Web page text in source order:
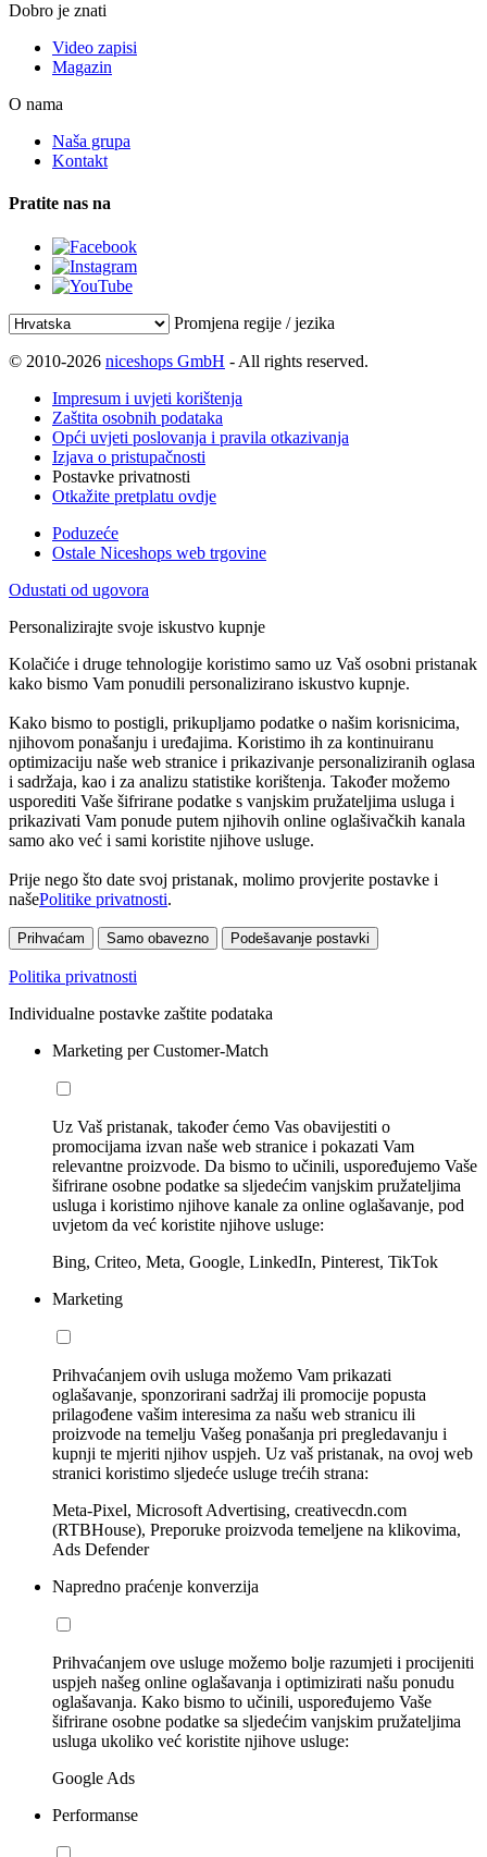
Dobro je znati
Video zapisi
Magazin
O nama
Naša grupa
Kontakt
Pratite nas na
Promjena regije / jezika
© 2010-2026 niceshops GmbH - All rights reserved.
Impresum i uvjeti korištenja
Zaštita osobnih podataka
Opći uvjeti poslovanja i pravila otkazivanja
Izjava o pristupačnosti
Postavke privatnosti
Otkažite pretplatu ovdje
Poduzeće
Ostale Niceshops web trgovine
Odustati od ugovora
Personalizirajte svoje iskustvo kupnje
Kolačiće i druge tehnologije koristimo samo uz Vaš osobni pristanak
kako bismo Vam ponudili personalizirano iskustvo kupnje.
Kako bismo to postigli, prikupljamo podatke o našim korisnicima,
njihovom ponašanju i uređajima. Koristimo ih za kontinuiranu
optimizaciju naše web stranice i prikazivanje personaliziranih oglasa
i sadržaja, kao i za analizu statistike korištenja. Također možemo
usporediti Vaše šifrirane podatke s vanjskim pružateljima usluga i
prikazivati Vam ponude putem njihovih online oglašivačkih kanala
samo ako već i sami koristite njihove usluge.
Prije nego što date svoj pristanak, molimo provjerite postavke i
našePolitike privatnosti.
Prihvaćam Samo obavezno Podešavanje postavki
Politika privatnosti
Individualne postavke zaštite podataka
Marketing per Customer-Match
Uz Vaš pristanak, također ćemo Vas obavijestiti o
promocijama izvan naše web stranice i pokazati Vam
relevantne proizvode. Da bismo to učinili, uspoređujemo Vaše
šifrirane osobne podatke sa sljedećim vanjskim pružateljima
usluga i koristimo njihove kanale za online oglašavanje, pod
uvjetom da već koristite njihove usluge:
Bing, Criteo, Meta, Google, LinkedIn, Pinterest, TikTok
Marketing
Prihvaćanjem ovih usluga možemo Vam prikazati
oglašavanje, sponzorirani sadržaj ili promocije popusta
prilagođene vašim interesima za našu web stranicu ili
proizvode na temelju Vašeg ponašanja pri pregledavanju i
kupnji te mjeriti njihov uspjeh. Uz vaš pristanak, na ovoj web
stranici koristimo sljedeće usluge trećih strana:
Meta-Pixel, Microsoft Advertising, creativecdn.com
(RTBHouse), Preporuke proizvoda temeljene na klikovima,
Ads Defender
Napredno praćenje konverzija
Prihvaćanjem ove usluge možemo bolje razumjeti i procijeniti
uspjeh našeg online oglašavanja i optimizirati našu ponudu
oglašavanja. Kako bismo to učinili, uspoređujemo Vaše
šifrirane osobne podatke sa sljedećim vanjskim pružateljima
usluga ukoliko već koristite njihove usluge:
Google Ads
Performanse